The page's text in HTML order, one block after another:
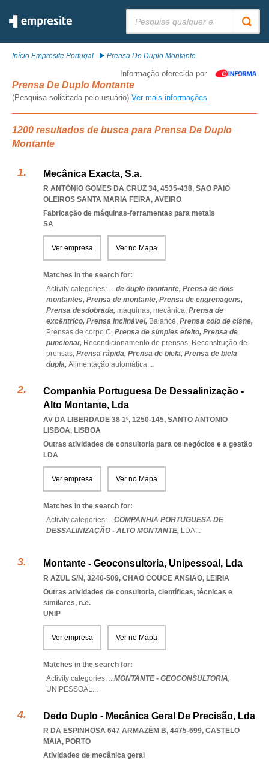
Início Empresite Portugal Prensa De Duplo Montante
Informação oferecida por
Prensa De Duplo Montante
(Pesquisa solicitada pelo usuário) Ver mais informações
1200 resultados de busca para Prensa De Duplo
Montante
Mecânica Exacta, S.a.
R ANTÓNIO GOMES DA CRUZ 34, 4535-438, SAO PAIO
OLEIROS SANTA MARIA FEIRA, AVEIRO
Fabricação de máquinas-ferramentas para metais
SA
Ver empresa Ver no Mapa
Matches in the search for:
Activity categories: ... de duplo montante, Prensa de dois
montantes, Prensa de montante, Prensa de engrenagens,
Prensa desdobrada, máquinas, mecânica, Prensa de
excêntrico, Prensa inclinável, Balancé, Prensa colo de cisne,
Prensas de corpo C, Prensa de simples efeito, Prensa de
puncionar, Recondicionamento de prensas, Reconstrução de
prensas, Prensa rápida, Prensa de biela, Prensa de biela
dupla, Alimentação automática...
Companhia Portuguesa De Dessalinização -
Alto Montante, Lda
AV DA LIBERDADE 38 1º, 1250-145, SANTO ANTONIO
LISBOA, LISBOA
Outras atividades de consultoria para os negócios e a gestão
LDA
Ver empresa Ver no Mapa
Matches in the search for:
Activity categories: ...COMPANHIA PORTUGUESA DE
DESSALINIZAÇÃO - ALTO MONTANTE, LDA...
Montante - Geoconsultoria, Unipessoal, Lda
R AZUL S/N, 3240-509, CHAO COUCE ANSIAO, LEIRIA
Outras atividades de consultoria, científicas, técnicas e
similares, n.e.
UNIP
Ver empresa Ver no Mapa
Matches in the search for:
Activity categories: ...MONTANTE - GEOCONSULTORIA,
UNIPESSOAL...
Dedo Duplo - Mecânica Geral De Precisão, Lda
R DA ESPINHOSA 647 ARMAZÉM B, 4475-699, CASTELO
MAIA, PORTO
Atividades de mecânica geral